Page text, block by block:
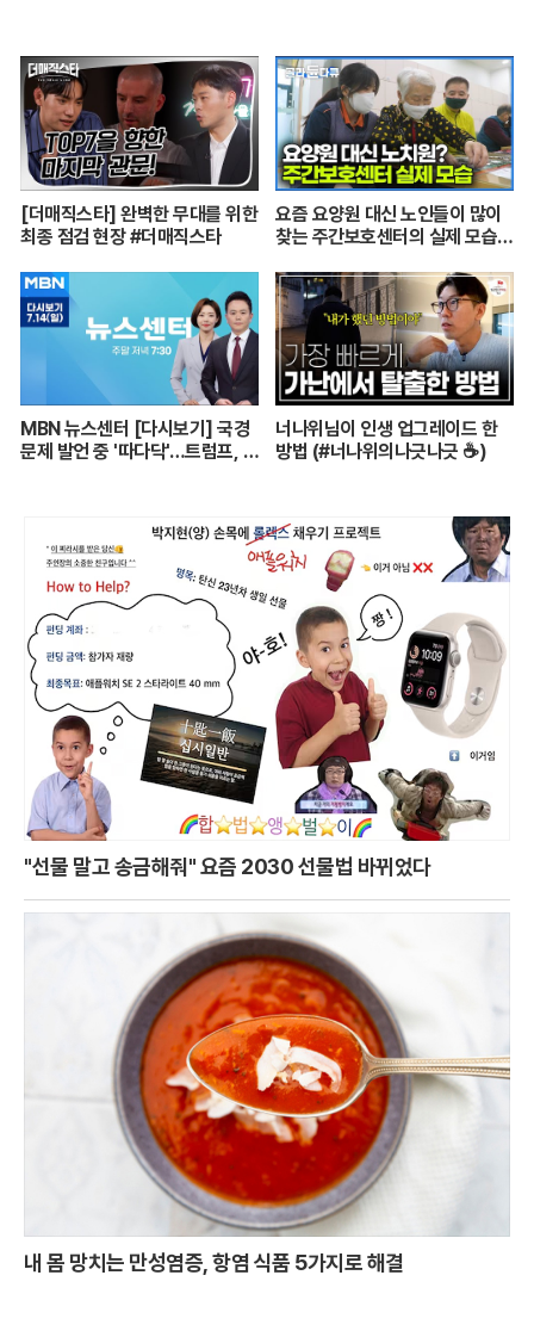
[더매직스타] 완벽한 무대를 위한
최종 점검 현장 #더매직스타
요즘 요양원 대신 노인들이 많이
찾는 주간보호센터의 실제 모습
양보호사의 하루┃주간보호센터
24시┃PD로그┃#골라듄다큐
MBN 뉴스센터 [다시보기] 국경
문제 발언 중 '따다닥'…트럼프, 피
너나위님이 인생 업그레이드 한
방법 (#너나위의나긋나긋 ☕)
"선물 말고 송금해줘" 요즘 2030 선물법 바뀌었다
내 몸 망치는 만성염증, 항염 식품 5가지로 해결